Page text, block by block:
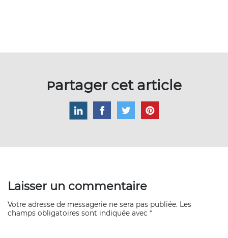
Partager cet article
Laisser un commentaire
Votre adresse de messagerie ne sera pas publiée. Les
champs obligatoires sont indiquée avec *